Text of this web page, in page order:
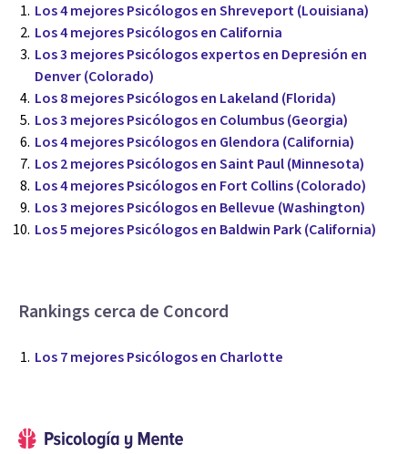
Los 4 mejores Psicólogos en Shreveport (Louisiana)
Los 4 mejores Psicólogos en California
Los 3 mejores Psicólogos expertos en Depresión en
Denver (Colorado)
Los 8 mejores Psicólogos en Lakeland (Florida)
Los 3 mejores Psicólogos en Columbus (Georgia)
Los 4 mejores Psicólogos en Glendora (California)
Los 2 mejores Psicólogos en Saint Paul (Minnesota)
Los 4 mejores Psicólogos en Fort Collins (Colorado)
Los 3 mejores Psicólogos en Bellevue (Washington)
Los 5 mejores Psicólogos en Baldwin Park (California)
Rankings cerca de Concord
Los 7 mejores Psicólogos en Charlotte